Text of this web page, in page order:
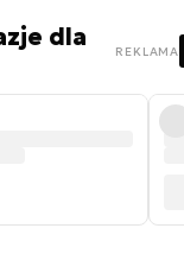
dla
REKLAMA